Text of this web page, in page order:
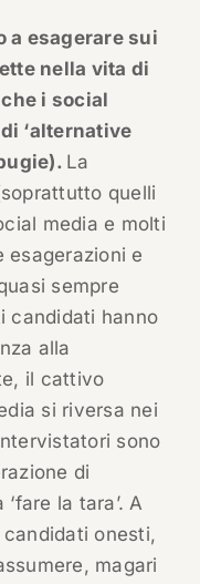
a esagerare sui
nella vita di
i social
‘alternative
La
quelli
media e molti
esagerazioni e
sempre
candidati hanno
alla
il cattivo
si riversa nei
sono
di
la tara’. A
onesti,
magari